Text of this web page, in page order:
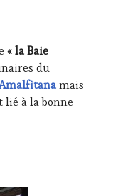
« la Baie
du
mais
lié à la bonne